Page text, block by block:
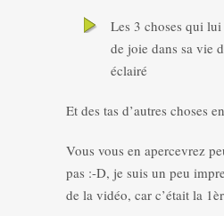
Les 3 choses qui
de joie dans sa vie
éclairé
Et des tas d’autres choses
Vous vous en apercevrez
pas :-D, je suis un peu
de la vidéo, car c’était la